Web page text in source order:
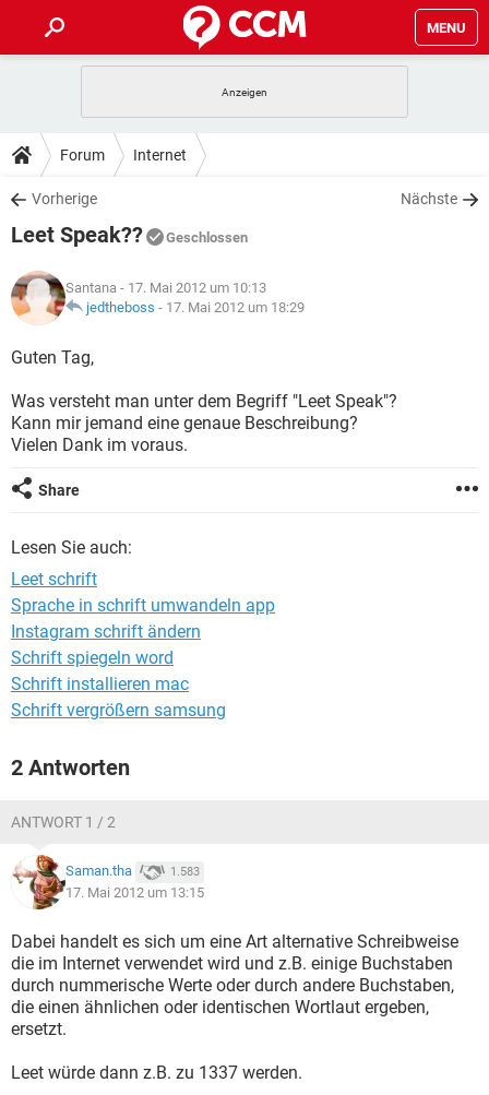
MENU
ANDROID
WINDOWS 10
WHATSAPP
FACEBOOK
TIPPS & TRICKS
SPIELE
WHATSAPP TIKTOK
FACEBOOK
DOWNLOADS
SPIELE
ANDROID
WINDOWS 10 INSTAGRAM
WHATSAPP
SPIELE STREAMING
ANDROID
WINDOWS 10
WHATSAPP TIKTOK
FACEBOOK
LEXIKON
SPIELE
WINDOWS 10 INSTAGRAM
FACEBOOK
Forum Internet
Vorherige Nächste
Leet Speak?? Geschlossen
Santana - 17. Mai 2012 um 10:13
jedtheboss - 17. Mai 2012 um 18:29
Guten Tag,
Was versteht man unter dem Begriff "Leet Speak"?
Kann mir jemand eine genaue Beschreibung?
Vielen Dank im voraus.
Share
Lesen Sie auch:
Leet schrift
Sprache in schrift umwandeln app
Instagram schrift ändern
Schrift spiegeln word
Schrift installieren mac
Schrift vergrößern samsung
2 Antworten
ANTWORT 1 / 2
Saman.tha 1.583
17. Mai 2012 um 13:15
Dabei handelt es sich um eine Art alternative Schreibweise
die im Internet verwendet wird und z.B. einige Buchstaben
durch nummerische Werte oder durch andere Buchstaben,
die einen ähnlichen oder identischen Wortlaut ergeben,
ersetzt.
Leet würde dann z.B. zu 1337 werden.